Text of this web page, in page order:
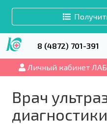
8 (4872) 701-391
Личный кабинет
Врач
диагностики